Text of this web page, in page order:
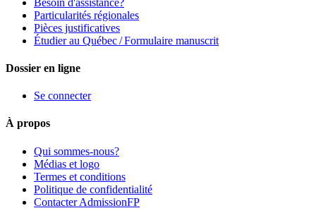
Particularités régionales
Pièces justificatives
Étudier au Québec / Formulaire manuscrit
Dossier en ligne
Se connecter
À propos
Qui sommes-nous?
Médias et logo
Termes et conditions
Politique de confidentialité
Contacter AdmissionFP